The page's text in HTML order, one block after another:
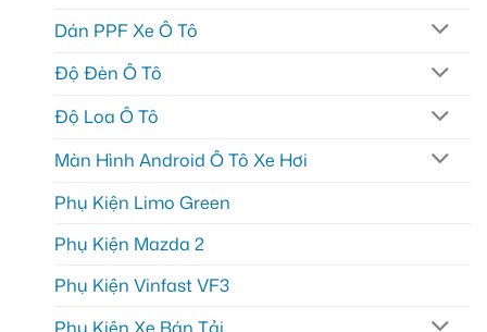
Dán PPF Xe Ô Tô
Độ Đèn Ô Tô
Độ Loa Ô Tô
Màn Hình Android Ô Tô Xe Hơi
Phụ Kiện Limo Green
Phụ Kiện Mazda 2
Phụ Kiện Vinfast VF3